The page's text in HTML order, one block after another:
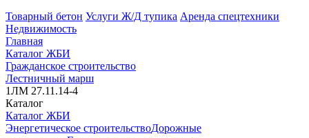
Товарный бетон Услуги Ж/Д тупика Аренда спецтехники
Недвижимость
Главная
Каталог ЖБИ
Гражданское строительство
Лестничный марш
1ЛМ 27.11.14-4
Каталог
Каталог ЖБИ
Энергетическое строительствоДорожные